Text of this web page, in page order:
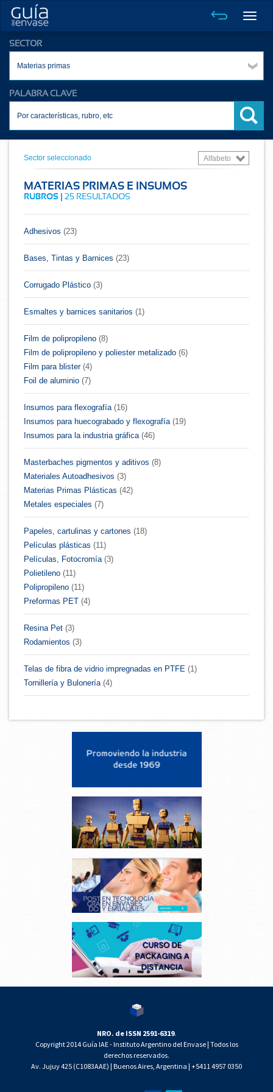
Toggle
SECTOR
Materias primas
PALABRA CLAVE
Sector seleccionado Alfabeto
MATERIAS PRIMAS E INSUMOS
RUBROS | 25 RESULTADOS
Adhesivos (23)
Bases, Tintas y Barnices (23)
Corrugado Plástico (3)
Esmaltes y barnices sanitarios (1)
Film de polipropileno (8)
Film de polipropileno y poliester metalizado (6)
Film para blister (4)
Foil de aluminio (7)
Insumos para flexografía (16)
Insumos para huecograbado y flexografía (19)
Insumos para la industria gráfica (46)
Masterbaches pigmentos y aditivos (8)
Materiales Autoadhesivos (3)
Materias Primas Plásticas (42)
Metales especiales (7)
Papeles, cartulinas y cartones (18)
Películas plásticas (11)
Películas, Fotocromía (3)
Polietileno (11)
Polipropileno (11)
Preformas PET (4)
Resina Pet (3)
Rodamientos (3)
Telas de fibra de vidrio impregnadas en PTFE (1)
Tornillería y Bulonería (4)
NRO. de ISSN 2591-6319.
Copyright 2014 Guía IAE - Instituto Argentino del Envase | Todos los
derechos reservados.
Av. Jujuy 425 (C1083AAE) | Buenos Aires, Argentina | +5411 4957 0350